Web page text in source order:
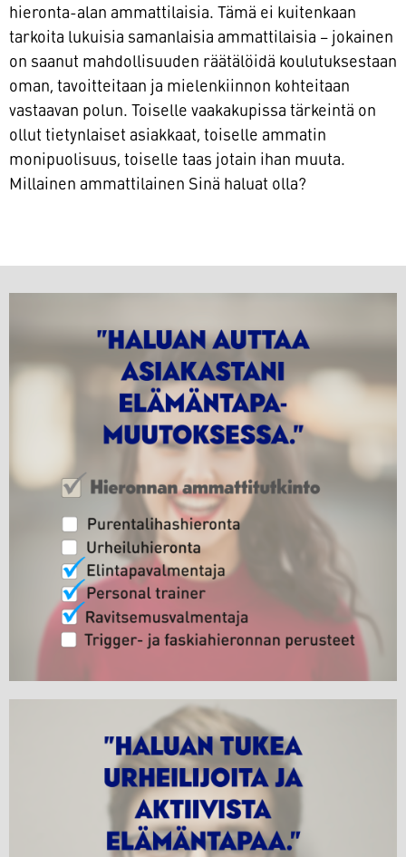
hieronta-alan ammattilaisia. Tämä ei kuitenkaan
tarkoita lukuisia samanlaisia ammattilaisia – jokainen
on saanut mahdollisuuden räätälöidä koulutuksestaan
oman, tavoitteitaan ja mielenkiinnon kohteitaan
vastaavan polun. Toiselle vaakakupissa tärkeintä on
ollut tietynlaiset asiakkaat, toiselle ammatin
monipuolisuus, toiselle taas jotain ihan muuta.
Millainen ammattilainen Sinä haluat olla?